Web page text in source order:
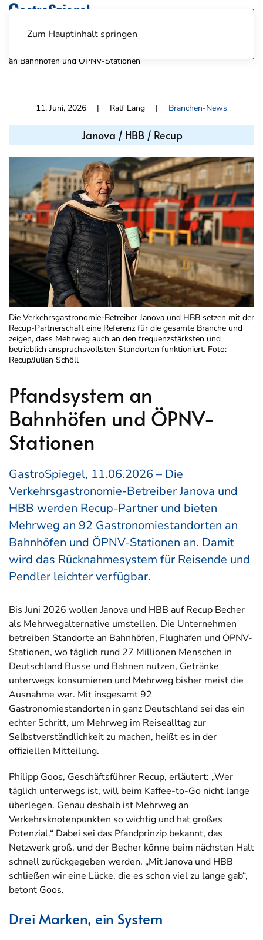
Zum Hauptinhalt springen
an Bahnhöfen und ÖPNV-Stationen
11. Juni, 2026 | Ralf Lang | Branchen-News
Janova / HBB / Recup
Die Verkehrsgastronomie-Betreiber Janova und HBB setzen mit der
Recup-Partnerschaft eine Referenz für die gesamte Branche und
zeigen, dass Mehrweg auch an den frequenzstärksten und
betrieblich anspruchsvollsten Standorten funktioniert. Foto:
Recup/Julian Schöll
Pfandsystem an
Bahnhöfen und ÖPNV-
Stationen
GastroSpiegel, 11.06.2026 – Die
Verkehrsgastronomie-Betreiber Janova und
HBB werden Recup-Partner und bieten
Mehrweg an 92 Gastronomiestandorten an
Bahnhöfen und ÖPNV-Stationen an. Damit
wird das Rücknahmesystem für Reisende und
Pendler leichter verfügbar.
Bis Juni 2026 wollen Janova und HBB auf Recup Becher
als Mehrwegalternative umstellen. Die Unternehmen
betreiben Standorte an Bahnhöfen, Flughäfen und ÖPNV-
Stationen, wo täglich rund 27 Millionen Menschen in
Deutschland Busse und Bahnen nutzen, Getränke
unterwegs konsumieren und Mehrweg bisher meist die
Ausnahme war. Mit insgesamt 92
Gastronomiestandorten in ganz Deutschland sei das ein
echter Schritt, um Mehrweg im Reisealltag zur
Selbstverständlichkeit zu machen, heißt es in der
offiziellen Mitteilung.
Philipp Goos, Geschäftsführer Recup, erläutert: „Wer
täglich unterwegs ist, will beim Kaffee-to-Go nicht lange
überlegen. Genau deshalb ist Mehrweg an
Verkehrsknotenpunkten so wichtig und hat großes
Potenzial.“ Dabei sei das Pfandprinzip bekannt, das
Netzwerk groß, und der Becher könne beim nächsten Halt
schnell zurückgegeben werden. „Mit Janova und HBB
schließen wir eine Lücke, die es schon viel zu lange gab“,
betont Goos.
Drei Marken, ein System